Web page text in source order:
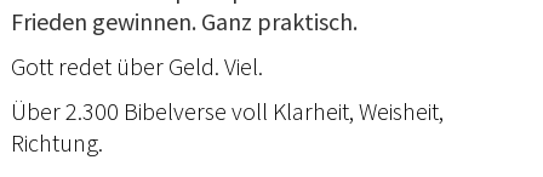
Frieden gewinnen. Ganz praktisch.
Gott redet über Geld. Viel.
Über 2.300 Bibelverse voll Klarheit, Weisheit,
Richtung.